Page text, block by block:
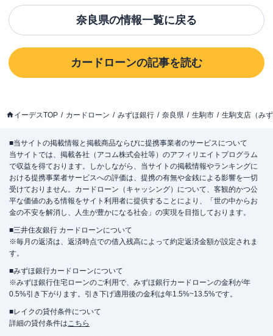
奈良県の情報一覧に戻る
カードローンの記事を読む
イーデスTOP カードローン みずほ銀行 奈良県 生駒市 生駒支店（み
■当サイトの掲載情報と掲載商品ならびに提携事業者のサービスについて
当サイトでは、掲載各社（アコム株式会社等）のアフィリエイトプログラム
で収益を得ております。しかしながら、当サイトの掲載情報やランキングに
おける提携事業者サービスへの評価は、提携の有無や金銭による影響を一切
受けておりません。カードローン（キャッシング）について、客観的かつ公
平な価値のある情報をサイト利用者に提供することにより、「世の中からお
金の不安を解消し、人生が豊かになる社会」の実現を目指しております。
■三井住友銀行 カードローンについて
※毎月の返済は、返済時点での借入残高によって約定返済金額が設定されま
す。
■みずほ銀行カードローンについて
※みずほ銀行住宅ローンのご利用で、みずほ銀行カードローンの金利が年
0.5%引き下がります。引き下げ適用後の金利は年1.5%~13.5%です。
■レイクの貸付条件について
詳細の貸付条件はこちら